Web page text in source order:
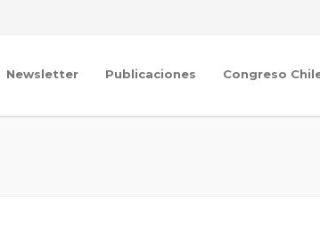
Newsletter Publicaciones Congreso